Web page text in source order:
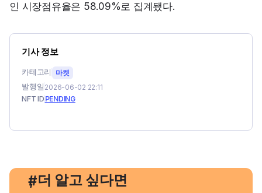
인 시장점유율은 58.09%로 집계됐다.
기사 정보
카테고리 마켓
발행일 2026-06-02 22:11
NFT ID PENDING
#
, 더 알고 싶다면